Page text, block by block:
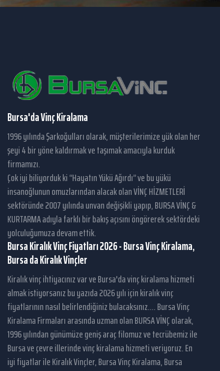
Bursa'da Vinç Kiralama
1996 yılında Şarkoğulları olarak, müşterilerimize yük olan her
şeyi 4 bir yöne kaldırmak ve taşımak amacıyla kurduk
firmamızı.
Çok iyi biliyorduk ki “Hayatın Yükü Ağırdı” ve bu yükü
insanoğlunun omuzlarından alacak olan VİNÇ HİZMETLERİ
sektöründe 2007 yılında unvan değişikli yapıp, BURSA VİNÇ &
KURTARMA adıyla farklı bir bakış açısını öngörerek sektördeki
yolculuğumuza devam ettik.
Bursa Kiralık Vinç Fiyatları 2026 - Bursa Vinç Kiralama,
Bursa da Kiralık Vinçler
Kiralık vinç ihtiyacınız var ve Bursa'da vinç kiralama hizmeti
almak istiyorsanız bu yazıda 2026 yılı için kiralık vinç
fiyatlarının nasıl belirlendiğiniz bulacaksınız.... Bursa Vinç
Kiralama Firmaları arasında uzman olan BURSA VİNÇ olarak,
1996 yılından günümüze geniş araç filomuz ve tecrübemiz ile
Bursa ve çevre illerinde vinç kiralama hizmeti veriyoruz. En
iyi fiyatlar ile Kiralık Vinçler, Bursa Vinç Kiralama, Bursa